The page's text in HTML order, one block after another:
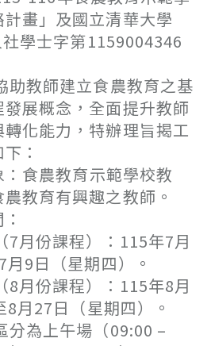
畫」及國立清華大學
學士字第1159004346
助教師建立食農教育之基
展概念，全面提升教師
化能力，特辦理旨揭工
：
農教育示範學校教
教育有興趣之教師。
份課程）：115年7月
9日（星期四）。
份課程）：115年8月
月27日（星期四）。
為上午場（09:00 –